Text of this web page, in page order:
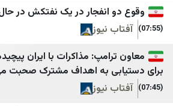
SYRIA DIRECT
عفرين نيوز ٢٤
Middle East Eye
سطور
مراسلون
انفجار در یک نفتکش در حال عبور از تنگه
نیوز
مذاکرات با ایران پیچیده است | با
به اهداف مشترک صحبت می‌کنیم
نیوز